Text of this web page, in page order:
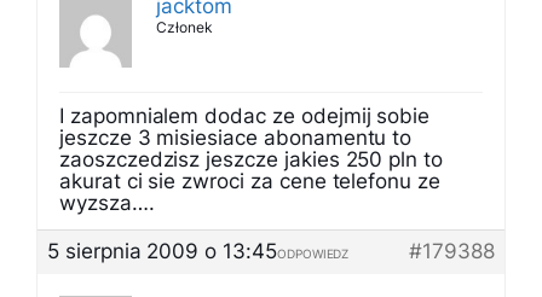
jacktom
Członek
I zapomnialem dodac ze odejmij sobie
jeszcze 3 misiesiace abonamentu to
zaoszczedzisz jeszcze jakies 250 pln to
akurat ci sie zwroci za cene telefonu ze
wyzsza….
5 sierpnia 2009 o 13:45
#179388
ODPOWIEDZ